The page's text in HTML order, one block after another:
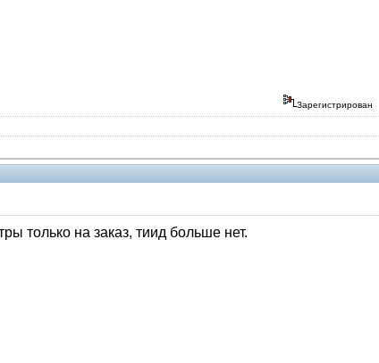
Зарегистрирован
только на заказ, тиид больше нет.